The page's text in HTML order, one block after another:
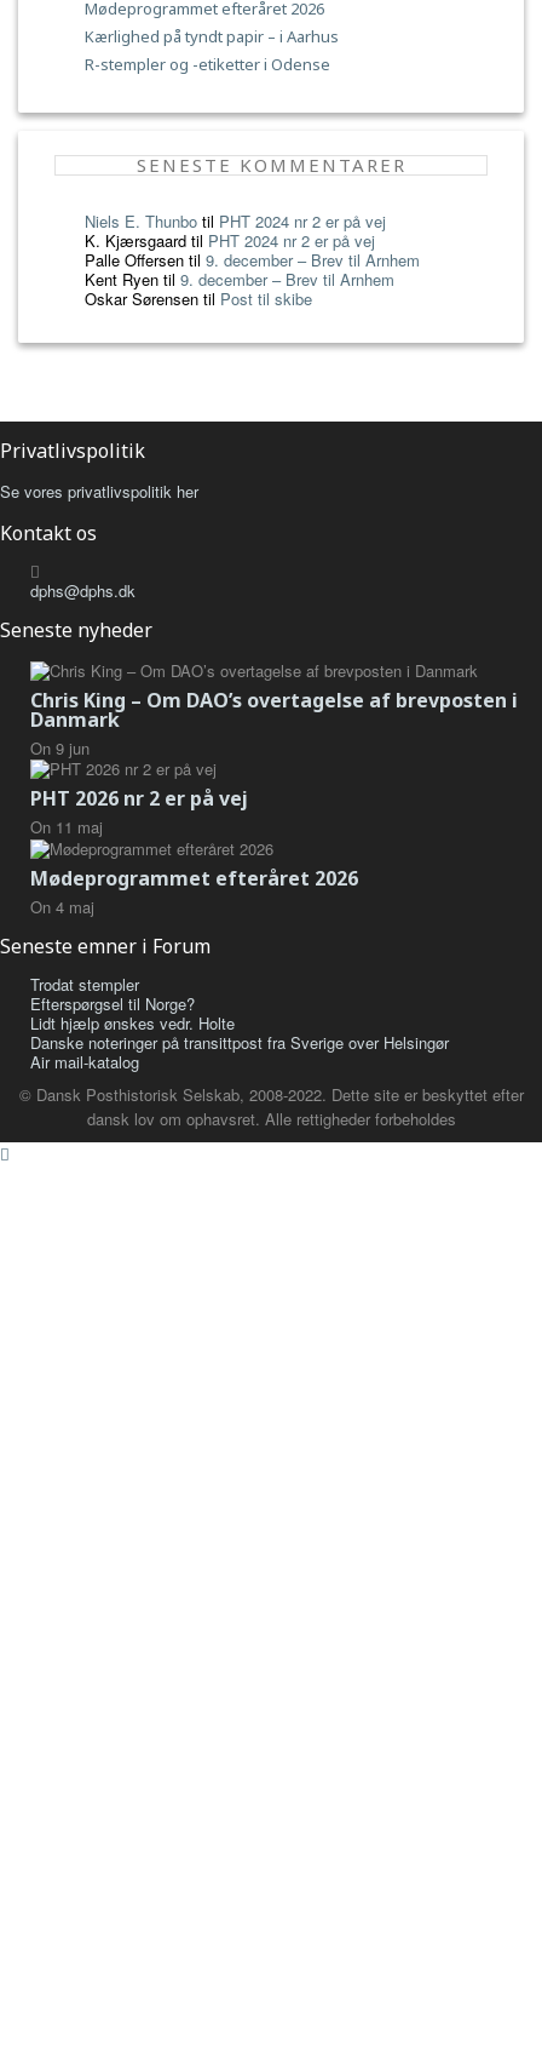
Mødeprogrammet efteråret 2026
Kærlighed på tyndt papir – i Aarhus
R-stempler og -etiketter i Odense
SENESTE KOMMENTARER
Niels E. Thunbo til PHT 2024 nr 2 er på vej
K. Kjærsgaard til PHT 2024 nr 2 er på vej
Palle Offersen til 9. december – Brev til Arnhem
Kent Ryen til 9. december – Brev til Arnhem
Oskar Sørensen til Post til skibe
Privatlivspolitik
Se vores privatlivspolitik her
Kontakt os
dphs@dphs.dk
Seneste nyheder
Chris King – Om DAO’s overtagelse af brevposten i
Danmark
On 9 jun
PHT 2026 nr 2 er på vej
On 11 maj
Mødeprogrammet efteråret 2026
On 4 maj
Seneste emner i Forum
Trodat stempler
Efterspørgsel til Norge?
Lidt hjælp ønskes vedr. Holte
Danske noteringer på transittpost fra Sverige over Helsingør
Air mail-katalog
© Dansk Posthistorisk Selskab, 2008-2022. Dette site er beskyttet efter
dansk lov om ophavsret. Alle rettigheder forbeholdes